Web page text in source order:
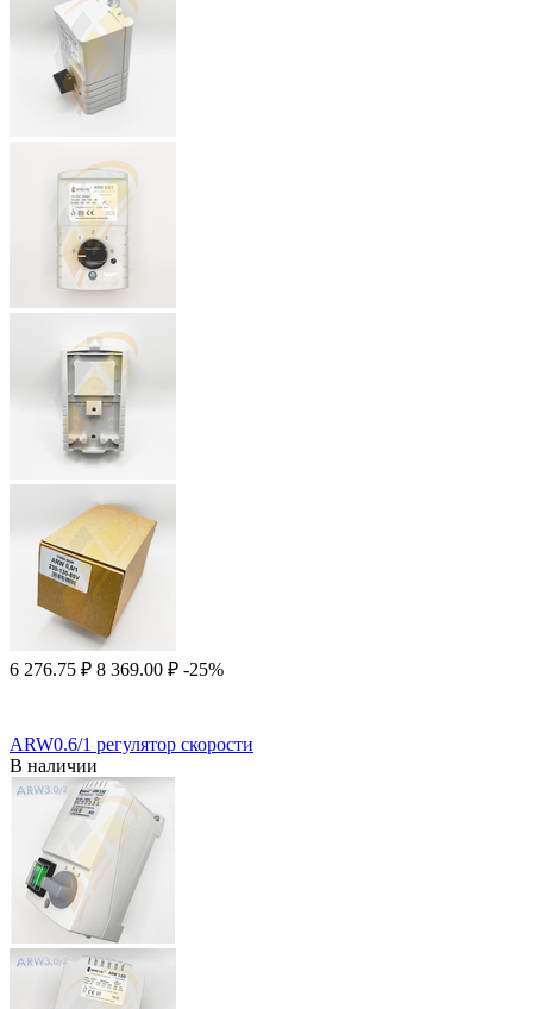
6 276.75 ₽ 8 369.00 ₽ -25%
ARW0.6/1 регулятор скорости
В наличии